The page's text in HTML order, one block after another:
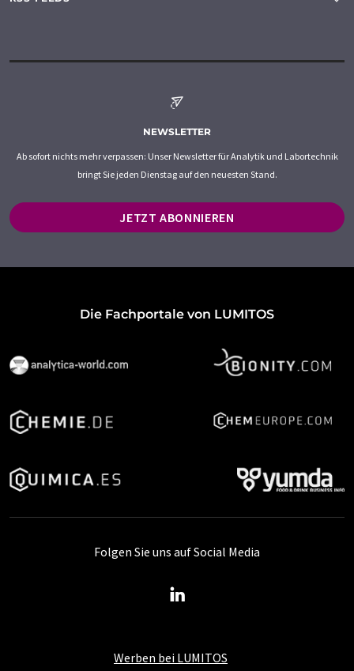
NEWSLETTER
Ab sofort nichts mehr verpassen: Unser Newsletter für Analytik und Labortechnik
bringt Sie jeden Dienstag auf den neuesten Stand.
JETZT ABONNIEREN
Die Fachportale von LUMITOS
Werben bei LUMITOS
Folgen Sie uns auf Social Media